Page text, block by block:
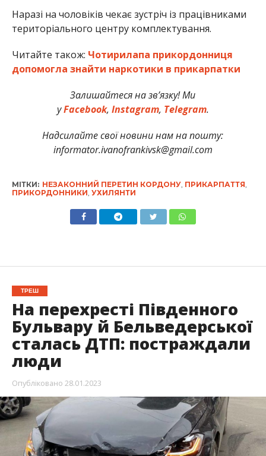
Наразі на чоловіків чекає зустріч із працівниками
територіального центру комплектування.
Читайте також: Чотирилапа прикордонниця
допомогла знайти наркотики в прикарпатки
Залишайтеся на зв’язку! Ми
уFacebook, Instagram, Telegram.
Надсилайте свої новини нам на пошту:
informator.ivanofrankivsk@gmail.com
МІТКИ: НЕЗАКОННИЙ ПЕРЕТИН КОРДОНУ, ПРИКАРПАТТЯ
ПРИКОРДОННИКИ УХИЛЯНТИ
ТРЕШ
На перехресті Південного
Бульвару й Бельведерської
сталась ДТП: постраждали
люди
Опубліковано 28.01.2023